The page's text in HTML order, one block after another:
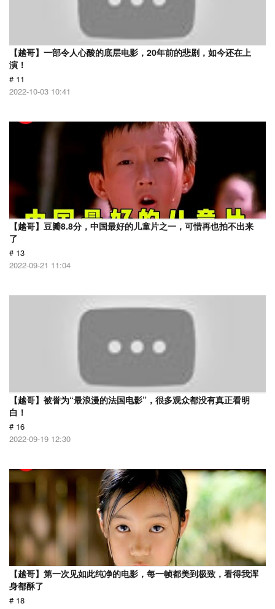
【越哥】一部令人心酸的底层电影，20年前的悲剧，如今还在上
演！
# 11
2022-10-03 10:41
【越哥】豆瓣8.8分，中国最好的儿童片之一，可惜再也拍不出来
了
# 13
2022-09-21 11:04
【越哥】被誉为“最浪漫的法国电影”，很多观众都没有真正看明
白！
# 16
2022-09-19 12:30
【越哥】第一次见如此纯净的电影，每一帧都美到极致，看得我浑
身都酥了
# 18